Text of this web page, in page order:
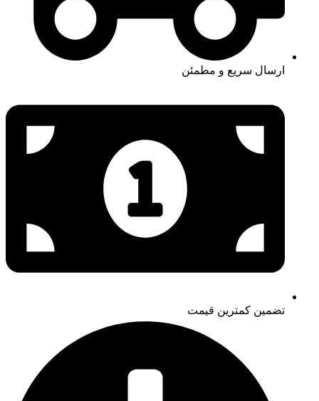
ارسال سریع و مطمئن
تضمین کمترین قیمت